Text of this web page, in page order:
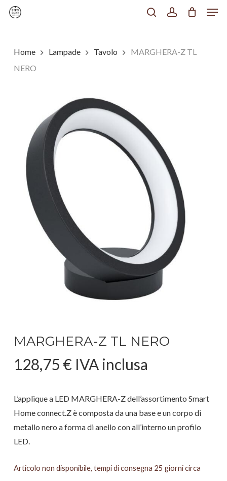
Skip
content
Home Lampade Tavolo
MARGHERA-Z TL
NERO
MARGHERA-Z TL NERO
128,75 € IVA inclusa
L’applique a LED MARGHERA-Z dell’assortimento Smart
Home connect.Z è composta da una base e un corpo di
metallo nero a forma di anello con all’interno un profilo
LED.
Articolo non disponibile, tempi di consegna 25 giorni circa